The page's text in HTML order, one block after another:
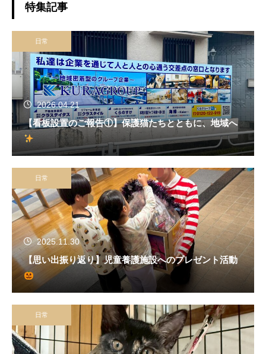
特集記事
日常
2026.04.21
【看板設置のご報告①】保護猫たちとともに、地域へ
日常
2025.11.30
【思い出振り返り】児童養護施設へのプレゼント活動
日常